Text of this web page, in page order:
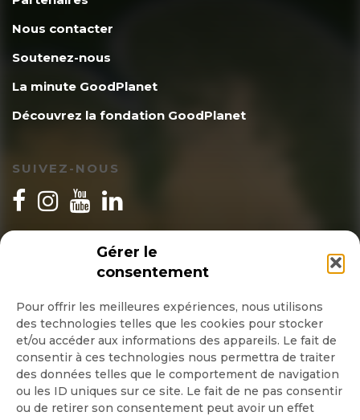
Gérer le
consentement
Pour offrir les meilleures expériences, nous utilisons
des technologies telles que les cookies pour stocker
et/ou accéder aux informations des appareils. Le fait de
consentir à ces technologies nous permettra de traiter
des données telles que le comportement de navigation
ou les ID uniques sur ce site. Le fait de ne pas consentir
ou de retirer son consentement peut avoir un effet
Nous contacter
Soutenez-nous
La minute GoodPlanet
Découvrez la fondation GoodPlanet
SUIVEZ-NOUS
INSCRIPTION NEWSLETTER
Quotidienne
Hebdo
OK